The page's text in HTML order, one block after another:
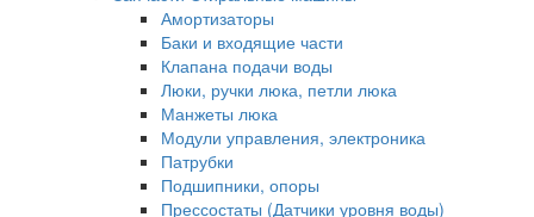
Амортизаторы
Баки и входящие части
Клапана подачи воды
Люки, ручки люка, петли люка
Манжеты люка
Модули управления, электроника
Патрубки
Подшипники, опоры
Прессостаты (Датчики уровня воды)